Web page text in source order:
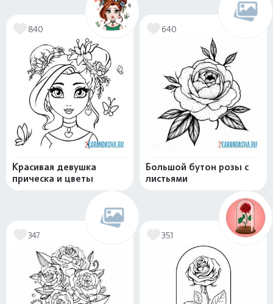
840
Красивая девушка
прическа и цветы
640
Большой бутон розы с
листьями
347 351